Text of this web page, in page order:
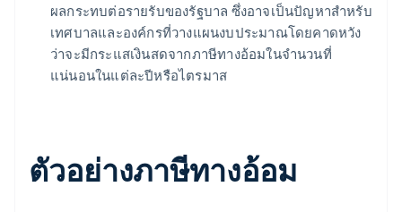
ผลกระทบต่อรายรับของรัฐบาล ซึ่งอาจเป็นปัญหาสำหรับ
เทศบาลและองค์กรที่วางแผนงบประมาณโดยคาดหวัง
ว่าจะมีกระแสเงินสดจากภาษีทางอ้อมในจำนวนที่
แน่นอนในแต่ละปีหรือไตรมาส
ตัวอย่างภาษีทางอ้อม